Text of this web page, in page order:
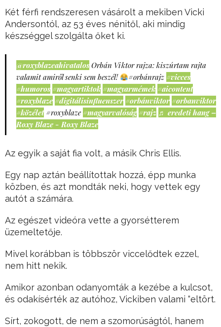
Két férfi rendszeresen vásárolt a mekiben Vicki
Andersontól, az 53 éves nénitől, aki mindig
készséggel szolgálta őket ki.
@roxyblazeahivatalos Orbán Viktor rajza: kiszúrtam rajta
valamit amiről senki sem beszél!
#orbánrajz #vicces
#humoros #magyartiktok #magyarmémek #aicontent
#roxyblaze #digitálisinfluenszer #orbánviktor #orbanviktor
#közélet #roxyblaze #magyarvalóság #rajz ♬ eredeti hang –
Roxy Blaze - Roxy Blaze
Az egyik a saját fia volt, a másik Chris Ellis.
Egy nap aztán beállítottak hozzá, épp munka
közben, és azt mondták neki, hogy vettek egy
autót a számára.
Az egészet videóra vette a gyorsétterem
üzemeltetője.
Mivel korábban is többször viccelődtek ezzel,
nem hitt nekik.
Amikor azonban odanyomták a kezébe a kulcsot,
és odakísérték az autóhoz, Vickiben valami “eltört.
Sírt, zokogott, de nem a szomorúságtól, hanem